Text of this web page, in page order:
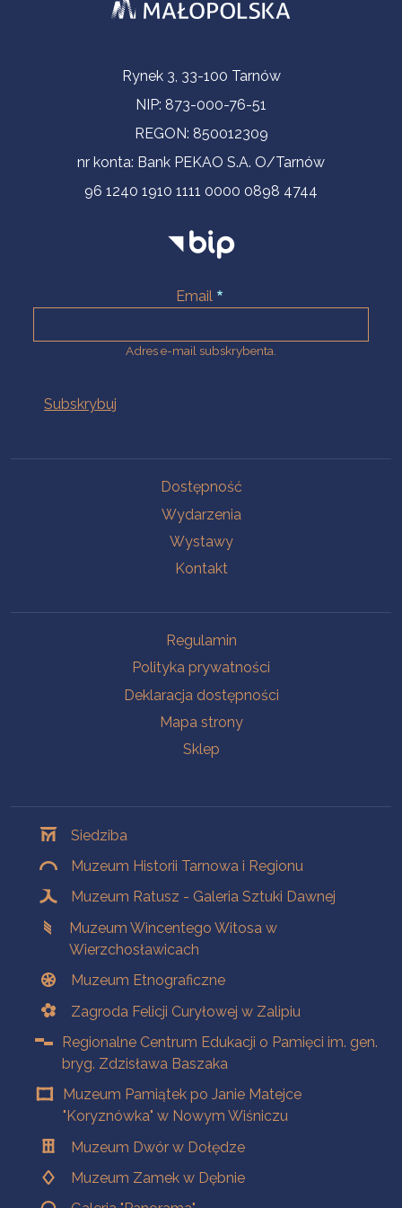
Informacje kontaktoweRynek 3, 33-100 Tarnów
NIP: 873-000-76-51
REGON: 850012309
nr konta: Bank PEKAO S.A. O/Tarnów
96 1240 1910 1111 0000 0898 4744
Email
Adres e-mail subskrybenta.
Dostępność
Wydarzenia
Wystawy
Kontakt
Regulamin
Polityka prywatności
Deklaracja dostępności
Mapa strony
Sklep
Siedziba
Muzeum Historii Tarnowa i Regionu
Muzeum Ratusz - Galeria Sztuki Dawnej
Muzeum Wincentego Witosa w
Wierzchosławicach
Muzeum Etnograficzne
Zagroda Felicji Curyłowej w Zalipiu
Regionalne Centrum Edukacji o Pamięci im. gen.
bryg. Zdzisława Baszaka
Muzeum Pamiątek po Janie Matejce
"Koryznówka" w Nowym Wiśniczu
Muzeum Dwór w Dołędze
Muzeum Zamek w Dębnie